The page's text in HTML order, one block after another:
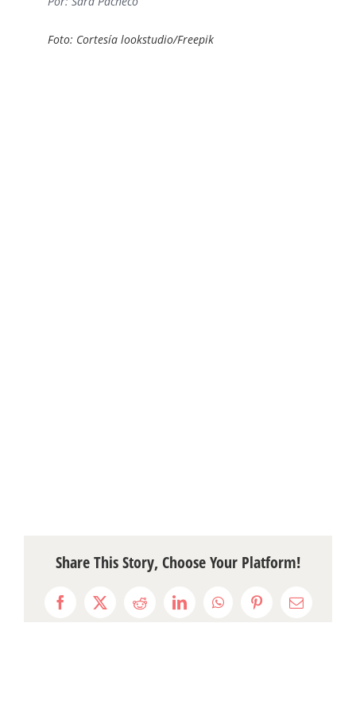
Foto: Cortesía lookstudio/Freepik
Share This Story, Choose Your Platform!
Facebook
X RedditLinkedInWhatsAppPinterestEmail